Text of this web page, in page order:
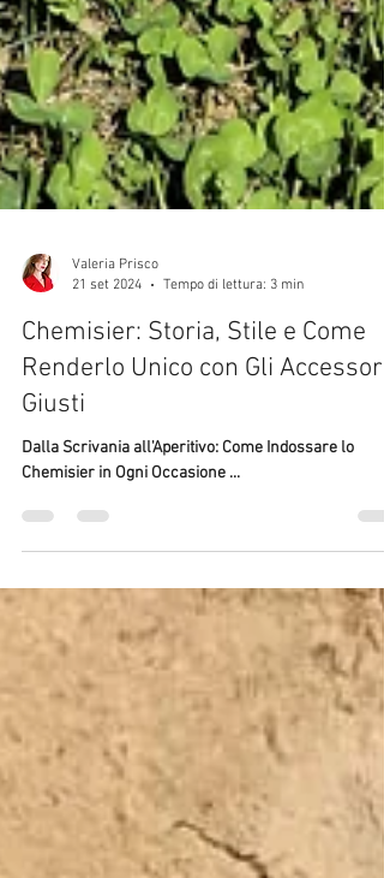
Valeria Prisco
21 set 2024
Tempo di lettura: 3 min
Chemisier: Storia, Stile e Come
Dalla Scrivania all'Aperitivo: Come Indossare lo
Chemisier in Ogni Occasione ...